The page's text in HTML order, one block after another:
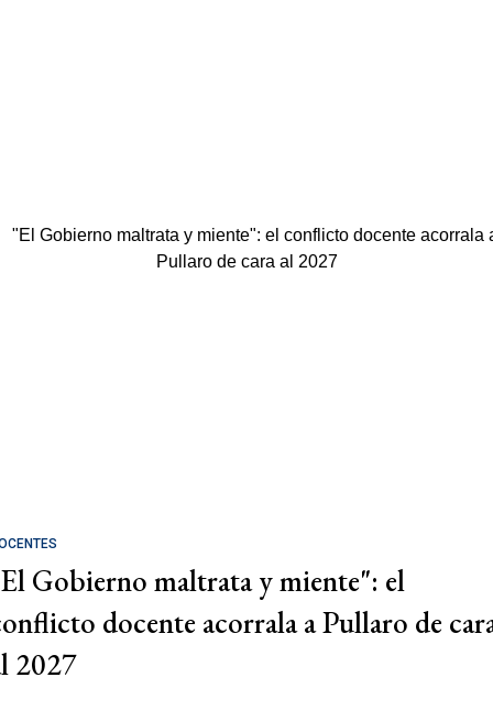
Gobierno maltrata y miente": el
docente acorrala a Pullaro de
2027